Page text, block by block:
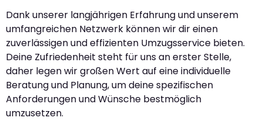
Dank unserer langjährigen Erfahrung und unserem
umfangreichen Netzwerk können wir dir einen
zuverlässigen und effizienten Umzugsservice bieten.
Deine Zufriedenheit steht für uns an erster Stelle,
daher legen wir großen Wert auf eine individuelle
Beratung und Planung, um deine spezifischen
Anforderungen und Wünsche bestmöglich
umzusetzen.